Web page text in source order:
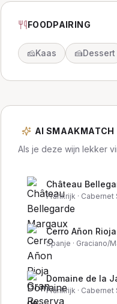
FOODPAIRING
🧀Kaas 🍰Dessert
AI SMAAKMATCH
Als je deze wijn lekker
Château
Frankrijk ·
Cerro Añon
Spanje · Graciano/
Domaine de la
Frankrijk ·